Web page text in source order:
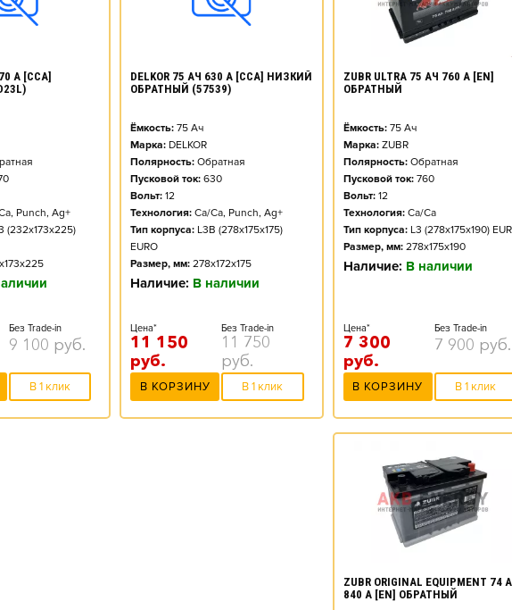
А [CCA]
Punch, Ag+
(232x173x225)
Без Trade-in
9 100 руб.
В 1 клик
DELKOR 75 АЧ 630 А [CCA] НИЗКИЙ
ОБРАТНЫЙ (57539)
Ёмкость: 75 Ач
Марка: DELKOR
Полярность: Обратная
Пусковой ток: 630
Вольт: 12
Технология: Ca/Ca, Punch, Ag+
Тип корпуса: L3B (278x175x175)
EURO
Размер, мм: 278x172x175
Наличие: В наличии
Цена*
11 150
руб.
Без Trade-in
11 750
руб.
В КОРЗИНУ В 1 клик
ZUBR ULTRA 75 АЧ 760 А [EN]
ОБРАТНЫЙ
Ёмкость: 75Ач
Марка: ZUBR
Полярность: Обратная
Пусковой ток: 760
Вольт: 12
Технология: Ca/Ca
Тип корпуса: L3 (278x175x190)
Размер, мм: 278x175x190
Наличие: В наличии
Цена*
7 300
руб.
Без Trade-in
7 900 руб.
В КОРЗИНУ В 1 клик
ZUBR ORIGINAL EQUIPMENT 74
840 А [EN] ОБРАТНЫЙ